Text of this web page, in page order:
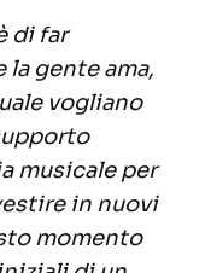
di far
la gente ama,
vogliano
musicale per
in nuovi
momento